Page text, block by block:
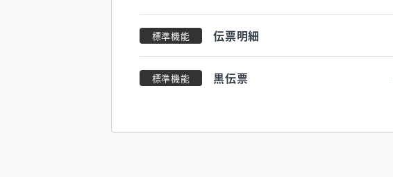
標準機能 伝票明細
標準機能 黒伝票